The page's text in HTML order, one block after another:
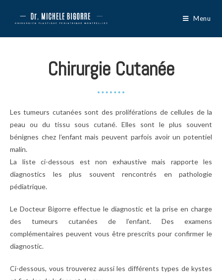
Menu
Chirurgie Cutanée
Les tumeurs cutanées sont des proliférations de cellules de la
peau ou du tissu sous cutané. Elles sont le plus souvent
bénignes chez l’enfant mais peuvent parfois avoir un potentiel
malin.
La liste ci-dessous est non exhaustive mais rapporte les
diagnostics les plus souvent rencontrés en pathologie
pédiatrique.
Le Docteur Bigorre effectue le diagnostic et la prise en charge
des tumeurs cutanées de l’enfant. Des examens
complémentaires peuvent vous être prescrits pour confirmer le
diagnostic.
Ci-dessous, vous trouverez aussi les différents types de kystes